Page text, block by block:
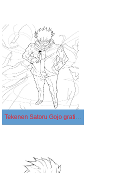
Tekenen Satoru Gojo gratis afdrukbaar